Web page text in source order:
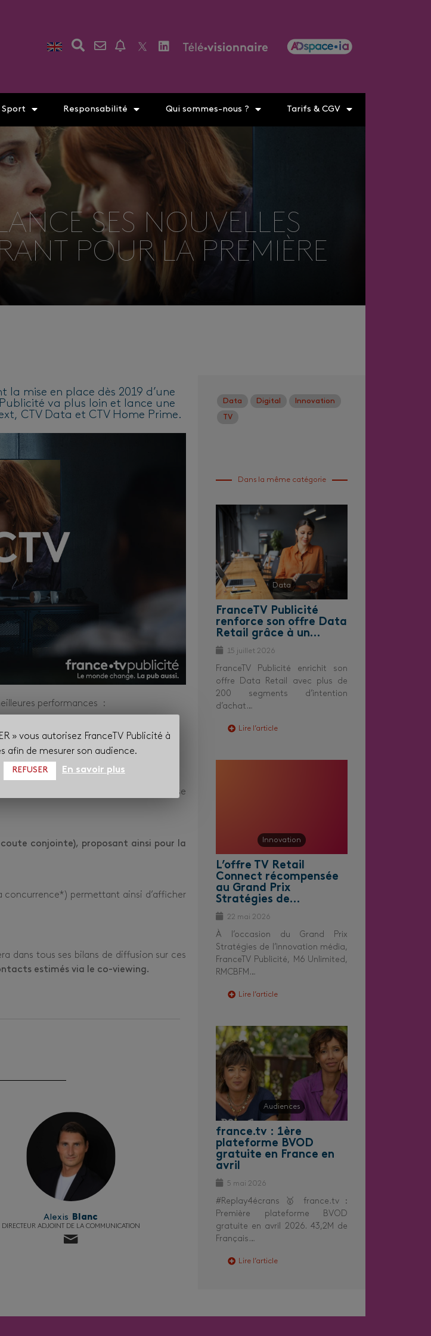
Sport Responsabilité Qui sommes-nous ? Tarifs & CGV
SES NOUVELLES
POUR LA PREMIÈRE
mise en place dès 2019 d’une
va plus loin et lance une
CTV Data et CTV Home Prime.
performances :
et visibilité plein écran de la publicité
Prime, FranceTV Publicité propose
conjointe), proposant ainsi pour la
concurrence*) permettant ainsi d’afficher
dans tous ses bilans de diffusion sur ces
estimés via le co-viewing.
Alexis Blanc
DIRECTEUR ADJOINT DE LA COMMUNICATION
Data Digital Innovation
TV
Dans la même catégorie
Data
FranceTV Publicité
renforce son offre Data
Retail grâce à un…
15 juillet 2026
FranceTV Publicité enrichit son
offre Data Retail avec plus de
200 segments d’intention
d’achat…
Lire l’article
Innovation
L’offre TV Retail
Connect récompensée
au Grand Prix
Stratégies de…
22 mai 2026
À l’occasion du Grand Prix
Stratégies de l’innovation média,
FranceTV Publicité, M6 Unlimited,
RMCBFM…
Lire l’article
Audiences
france.tv : 1ère
plateforme BVOD
gratuite en France en
avril
5 mai 2026
#Replay4écrans 🥇 france.tv :
Première plateforme BVOD
gratuite en avril 2026. 43,2M de
Français…
Lire l’article
» vous autorisez FranceTV Publicité à
afin de mesurer son audience.
REFUSER En savoir plus